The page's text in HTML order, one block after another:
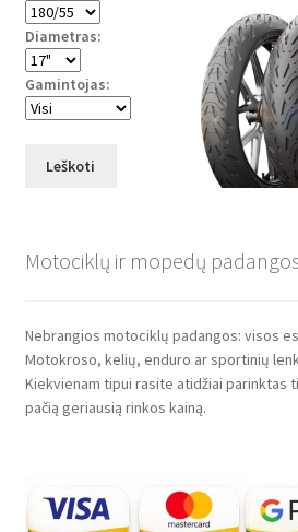
Diametras:
Gamintojas:
Leškoti
Motociklų ir mopedų padangos
Nebrangios motociklų padangos: visos
Motokroso, kelių, enduro ar sportinių
Kiekvienam tipui rasite atidžiai parinktas
pačią geriausią rinkos kainą.